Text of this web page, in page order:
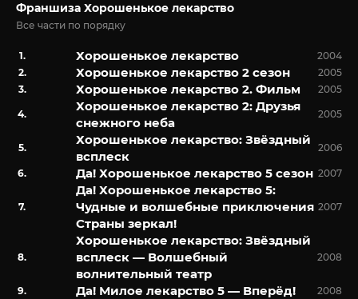
Франшиза Хорошенькое лекарство
Все части по порядку
Хорошенькое лекарство 2004
Хорошенькое лекарство 2 сезон 2005
Хорошенькое лекарство 2. Фильм 2005
Хорошенькое лекарство 2: Друзья
снежного неба
2005
Хорошенькое лекарство: Звёздный
всплеск
2006
Да! Хорошенькое лекарство 5 сезон 2007
Да! Хорошенькое лекарство 5:
Чудные и волшебные приключения
Страны зеркал!
2007
Хорошенькое лекарство: Звёздный
всплеск — Волшебный
волнительный театр
2008
Да! Милое лекарство 5 — Вперёд! 2008